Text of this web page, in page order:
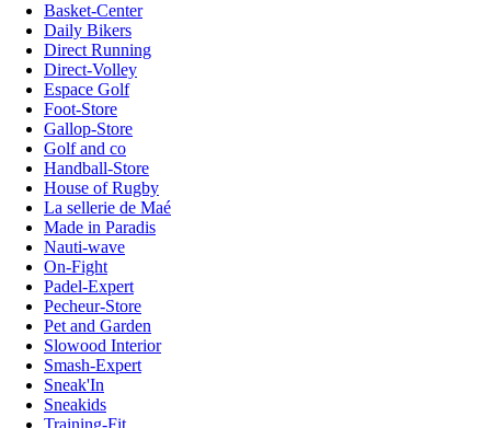
Basket-Center
Daily Bikers
Direct Running
Direct-Volley
Espace Golf
Foot-Store
Gallop-Store
Golf and co
Handball-Store
House of Rugby
La sellerie de Maé
Made in Paradis
Nauti-wave
On-Fight
Padel-Expert
Pecheur-Store
Pet and Garden
Slowood Interior
Smash-Expert
Sneak'In
Sneakids
Training-Fit